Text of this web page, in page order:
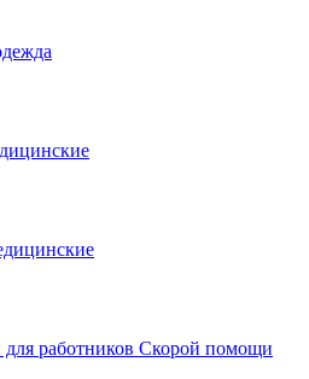
работников Скорой помощи